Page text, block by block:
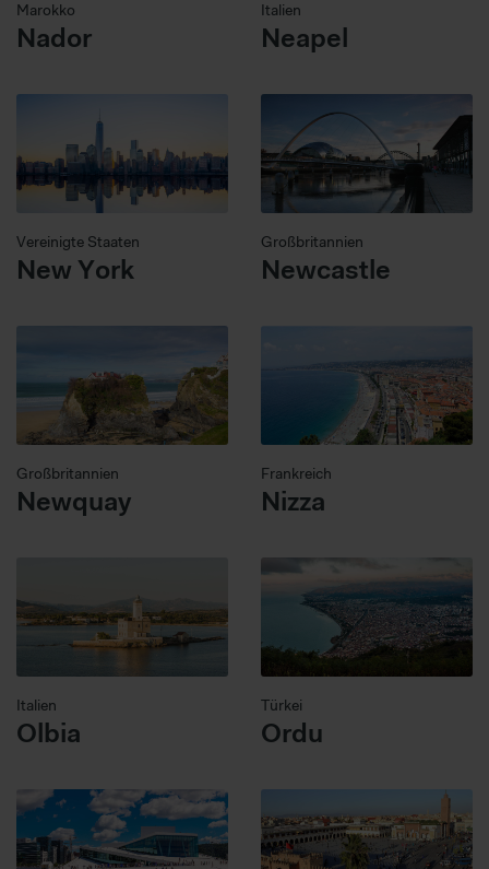
Marokko
Nador
Italien
Neapel
Vereinigte Staaten
New York
Großbritannien
Newcastle
Großbritannien
Newquay
Frankreich
Nizza
Italien
Olbia
Türkei
Ordu